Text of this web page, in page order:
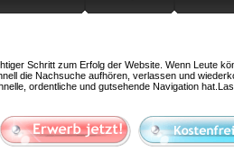
Schritt zum Erfolg der Website. Wenn Leute
die Nachsuche aufhören, verlassen und
ordentliche und gutsehende Navigation